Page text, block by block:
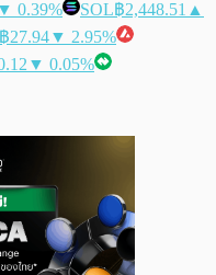
▼ 0.39% SOL฿2,448.51 ▲
฿27.94▼ 2.95%
▼ 0.05%